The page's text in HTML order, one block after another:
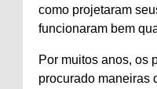
como projetaram
funcionaram bem
Por muitos anos, os
procurado maneiras